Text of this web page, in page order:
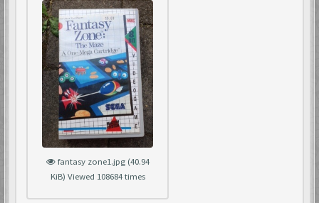
fantasy zone1.jpg (40.94
KiB) Viewed 108684 times